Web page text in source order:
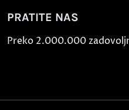
PRATITE NAS
Preko 2.000.000